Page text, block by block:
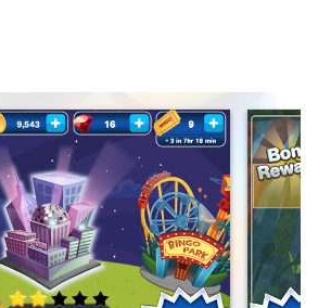
enjoy unique boosts, and compete in
and up to 12 cards on iPad for the
numbers, and add bonus spaces to
to see who can achieve the most